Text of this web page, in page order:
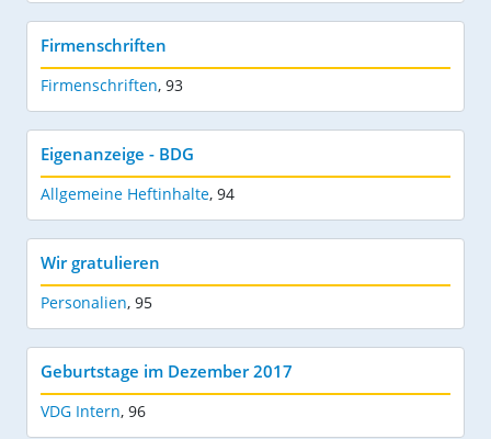
Firmenschriften
Firmenschriften, 93
Eigenanzeige - BDG
Allgemeine Heftinhalte, 94
Wir gratulieren
Personalien, 95
Geburtstage im Dezember 2017
VDG Intern, 96